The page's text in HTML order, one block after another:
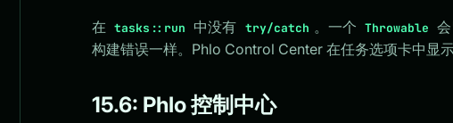
在 tasks::run 中没有 try/catch 。一个 Throwable
构建错误一样。Phlo Control Center 在任务选项卡中显示
15.6: Phlo 控制中心